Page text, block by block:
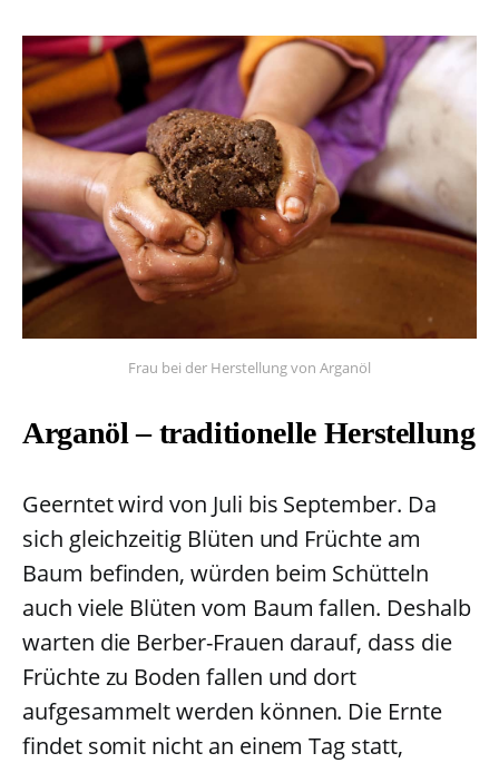
Frau bei der Herstellung von Arganöl
Arganöl – traditionelle Herstellung
Geerntet wird von Juli bis September. Da
sich gleichzeitig Blüten und Früchte am
Baum befinden, würden beim Schütteln
auch viele Blüten vom Baum fallen. Deshalb
warten die Berber-Frauen darauf, dass die
Früchte zu Boden fallen und dort
aufgesammelt werden können. Die Ernte
findet somit nicht an einem Tag statt,